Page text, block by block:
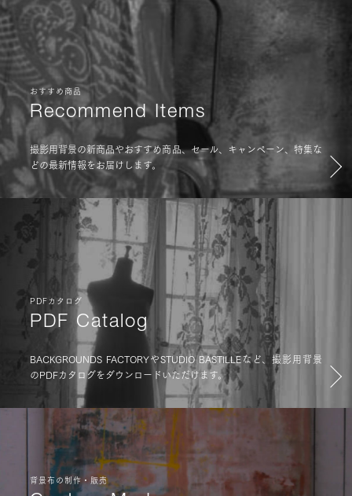
おすすめ商品
Recommend Items
撮影用背景の新商品やおすすめ商品、セール、キャンペーン、特集な
どの最新情報をお届けします。
PDFカタログ
PDF Catalog
BACKGROUNDS FACTORYやSTUDIO BASTILLEなど、撮影用背景
のPDFカタログをダウンロードいただけます。
背景布の制作・販売